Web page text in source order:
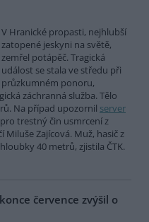
V Hranické propasti, nejhlubší
zatopené jeskyni na světě,
zemřel potápěč. Tragická
událost se stala ve středu při
průzkumném ponoru,
záchranná služba. Tělo
Na případ upozornil server
trestný čin usmrcení z
Miluše Zajícová. Muž, hasič z
40 metrů, zjistila ČTK.
července zvýšil o